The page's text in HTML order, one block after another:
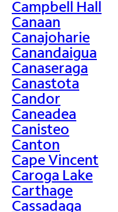
Campbell Hall
Canaan
Canajoharie
Canandaigua
Canaseraga
Canastota
Candor
Caneadea
Canisteo
Canton
Cape Vincent
Caroga Lake
Carthage
Cassadaga